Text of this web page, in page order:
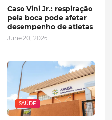
Caso Vini Jr.: respiração
pela boca pode afetar
desempenho de atletas
June 20, 2026
SAÚDE